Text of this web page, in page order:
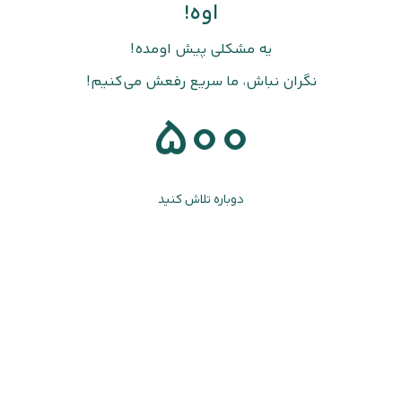
اوه!
یه مشکلی پیش اومده!
نگران نباش، ما سریع رفعش می‌کنیم!
500
دوباره تلاش کنید